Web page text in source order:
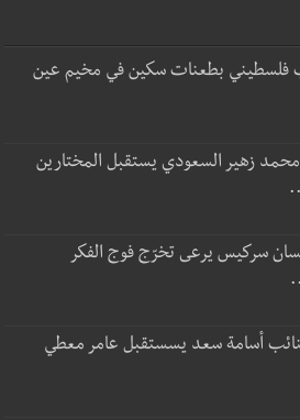
فلسطيني بطعنات سكين في مخيم عين
زهير السعودي يستقبل المختارين
سركيس يرعى تخرّج فوج الفكر
أسامة سعد يسستقبل عامر معطي